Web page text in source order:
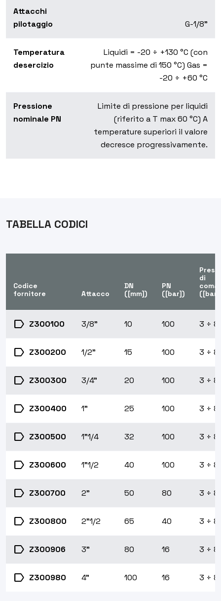
Attacchi
pilotaggio
G-1/8"
Temperatura
desercizio
Liquidi = -20 ÷ +130 °C (con
punte massime di 150 °C) Gas =
-20 ÷ +60 °C
Pressione
nominale PN
Limite di pressione per liquidi
(riferito a T max 60 °C) A
temperature superiori il valore
decresce progressivamente.
TABELLA CODICI
Codice
fornitore
Attacco
DN
([mm])
PN
([bar])
di
label Z300100 3/8" 10 100 3 ÷ 8
label Z300200 1/2" 15 100 3 ÷ 8
label Z300300 3/4" 20 100 3 ÷ 8
label Z300400 1" 25 100 3 ÷ 8
label Z300500 1"1/4 32 100 3 ÷ 8
label Z300600 1"1/2 40 100 3 ÷ 8
label Z300700 2" 50 80 3 ÷ 8
label Z300800 2"1/2 65 40 3 ÷ 8
label Z300906 3" 80 16 3 ÷ 8
label Z300980 4" 100 16 3 ÷ 8